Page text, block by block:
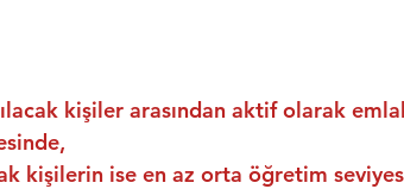
kişiler arasından aktif olarak
kişilerin ise en az orta öğretim